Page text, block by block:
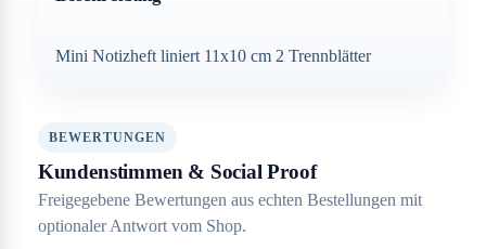
Mini Notizheft liniert 11x10 cm 2 Trennblätter
BEWERTUNGEN
Kundenstimmen & Social Proof
Freigegebene Bewertungen aus echten Bestellungen mit
optionaler Antwort vom Shop.